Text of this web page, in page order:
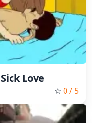
Love
☆ 0/ 5